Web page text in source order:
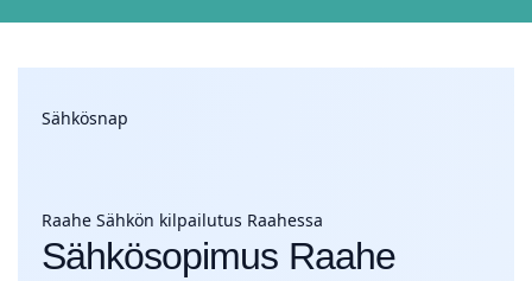
Sähkösnap
Raahe Sähkön kilpailutus Raahessa
Sähkösopimus Raahe